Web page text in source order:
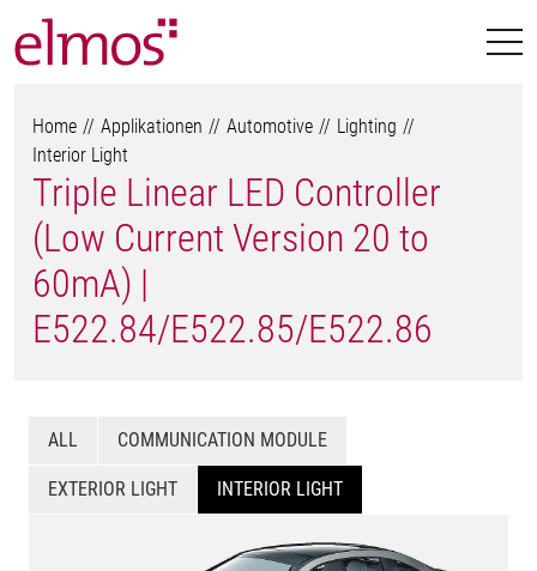
Home Applikationen Automotive
Lighting
Interior Light
Triple Linear LED Controller
(Low Current Version 20 to
60mA) |
E522.84/E522.85/E522.86
ALL COMMUNICATION MODULE
EXTERIOR LIGHT INTERIOR LIGHT